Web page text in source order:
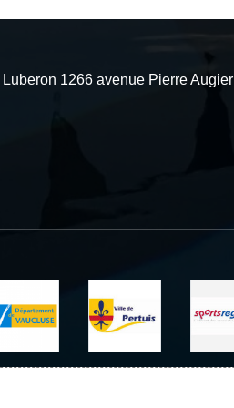
1266 avenue Pierre Augier